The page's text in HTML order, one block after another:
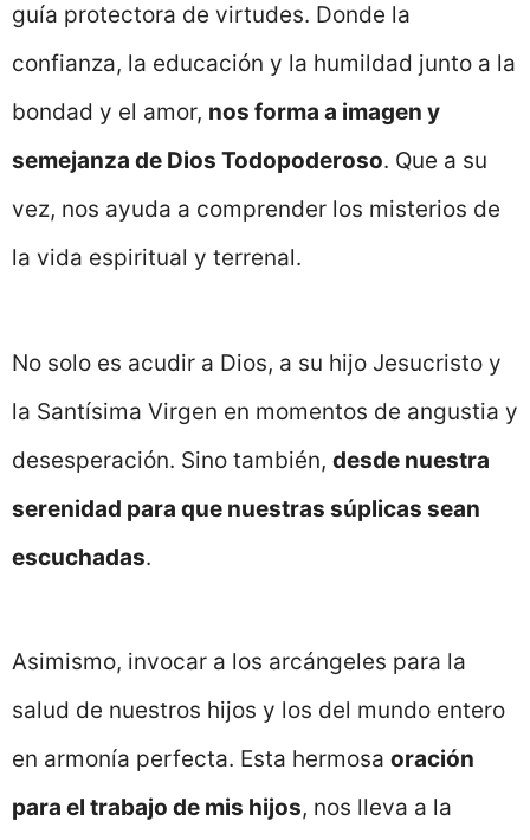
guía protectora de virtudes. Donde la
confianza, la educación y la humildad junto a la
bondad y el amor, nos forma a imagen y
semejanza de Dios Todopoderoso. Que a su
vez, nos ayuda a comprender los misterios de
la vida espiritual y terrenal.
No solo es acudir a Dios, a su hijo Jesucristo y
la Santísima Virgen en momentos de angustia y
desesperación. Sino también, desde nuestra
serenidad para que nuestras súplicas sean
escuchadas.
Asimismo, invocar a los arcángeles para la
salud de nuestros hijos y los del mundo entero
en armonía perfecta. Esta hermosa oración
para el trabajo de mis hijos, nos lleva a la